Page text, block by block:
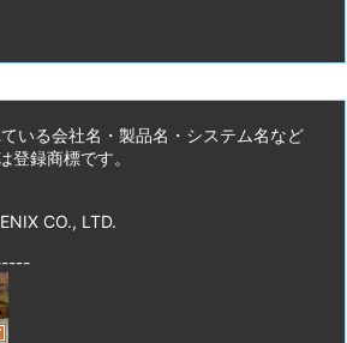
いる会社名・製品名・システム名など
登録商標です。
CO., LTD.